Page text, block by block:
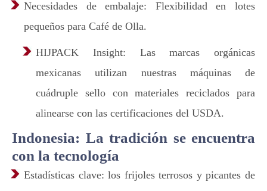
Necesidades de embalaje: Flexibilidad en lotes
pequeños para Café de Olla.
HIJPACK Insight: Las marcas orgánicas
mexicanas utilizan nuestras máquinas de
cuádruple sello con materiales reciclados para
alinearse con las certificaciones del USDA.
Indonesia: La tradición se encuentra
con la tecnología
Estadísticas clave: los frijoles terrosos y picantes de